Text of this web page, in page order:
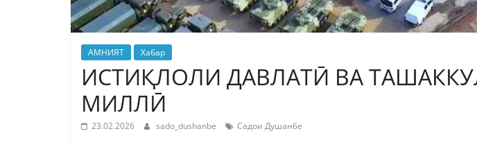
АМНИЯТ Хабар
ИСТИҚЛОЛИ ДАВЛАТӢ ВА
МИЛЛӢ
23.02.2026 sado_dushanbe Садои Душанбе